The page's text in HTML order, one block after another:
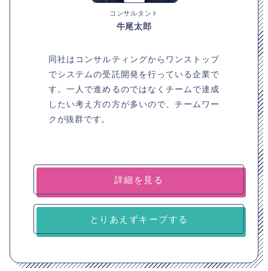
コンサルタント
牛尾太郎
同社はコンサルティングからワンストップ
でシステムの受託開発を行っている企業で
す。一人で進めるのではなくチームで達成
したい考え方の方が多いので、チームワー
クが抜群です。
詳細を見る
とりあえずキープする